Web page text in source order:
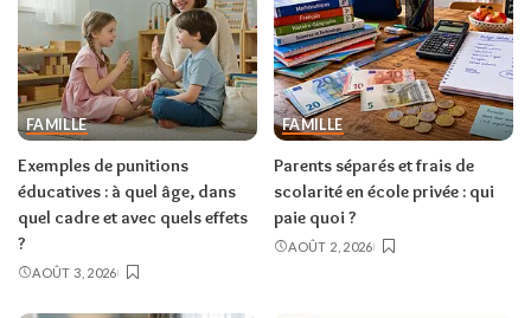
FAMILLE
Exemples de punitions
éducatives : à quel âge, dans
quel cadre et avec quels effets
?
AOÛT 3, 2026
FAMILLE
Parents séparés et frais de
scolarité en école privée : qui
paie quoi ?
AOÛT 2, 2026